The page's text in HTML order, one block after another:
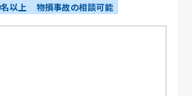
以上 物損事故の相談可能